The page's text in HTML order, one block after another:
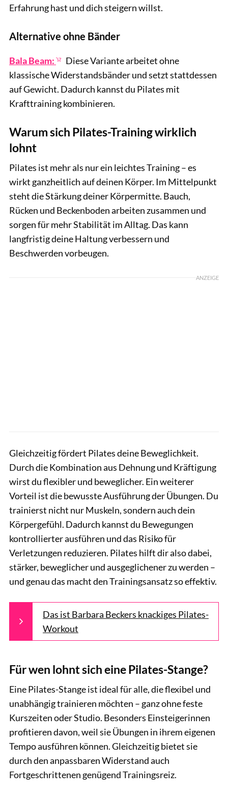
Erfahrung hast und dich steigern willst.
Alternative ohne Bänder
Bala Beam:
Diese Variante arbeitet ohne
klassische Widerstandsbänder und setzt stattdessen
auf Gewicht. Dadurch kannst du Pilates mit
Krafttraining kombinieren.
Warum sich Pilates-Training wirklich
lohnt
Pilates ist mehr als nur ein leichtes Training – es
wirkt ganzheitlich auf deinen Körper. Im Mittelpunkt
steht die Stärkung deiner Körpermitte. Bauch,
Rücken und Beckenboden arbeiten zusammen und
sorgen für mehr Stabilität im Alltag. Das kann
langfristig deine Haltung verbessern und
Beschwerden vorbeugen.
ANZEIGE
Gleichzeitig fördert Pilates deine Beweglichkeit.
Durch die Kombination aus Dehnung und Kräftigung
wirst du flexibler und beweglicher. Ein weiterer
Vorteil ist die bewusste Ausführung der Übungen. Du
trainierst nicht nur Muskeln, sondern auch dein
Körpergefühl. Dadurch kannst du Bewegungen
kontrollierter ausführen und das Risiko für
Verletzungen reduzieren. Pilates hilft dir also dabei,
stärker, beweglicher und ausgeglichener zu werden –
und genau das macht den Trainingsansatz so effektiv.
Das ist Barbara Beckers knackiges Pilates-
Workout
Für wen lohnt sich eine Pilates-Stange?
Eine Pilates-Stange ist ideal für alle, die flexibel und
unabhängig trainieren möchten – ganz ohne feste
Kurszeiten oder Studio. Besonders Einsteigerinnen
profitieren davon, weil sie Übungen in ihrem eigenen
Tempo ausführen können. Gleichzeitig bietet sie
durch den anpassbaren Widerstand auch
Fortgeschrittenen genügend Trainingsreiz.